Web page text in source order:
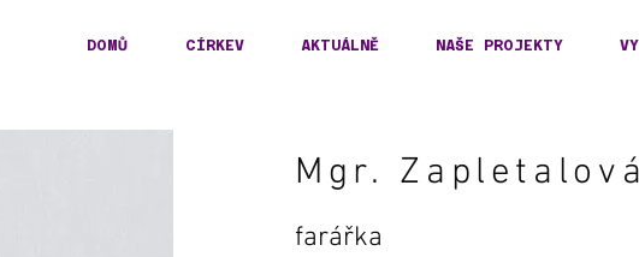
DOMŮ CÍRKEV AKTUÁLNĚ NAŠE PROJEKTY
Mgr.
farářka